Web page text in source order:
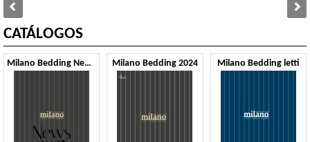
CATÁLOGOS
Milano Bedding News 2025 Milano Bedding 2024 Milano Bedding letti